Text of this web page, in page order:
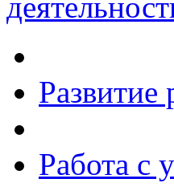
Работа с